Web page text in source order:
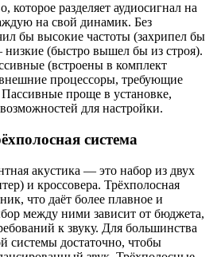
которое разделяет аудиосигнал на
на свой динамик. Без
бы высокие частоты (захрипел бы
низкие (быстро вышел бы из строя).
(встроены в комплект
процессоры, требующие
Пассивные проще в установке,
для настройки.
система
акустика — это набор из двух
и кроссовера. Трёхполосная
что даёт более плавное и
между ними зависит от бюджета,
к звуку. Для большинства
системы достаточно, чтобы